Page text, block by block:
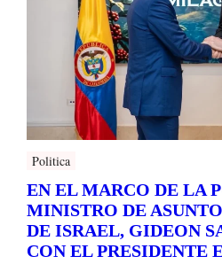
Politica
EN EL MARCO DE LA
MINISTRO DE
DE ISRAEL, GIDEON
CON EL PRESIDENTE